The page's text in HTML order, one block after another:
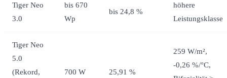
Tiger Neo
3.0
bis 670
Wp
bis 24,8 %
höhere
Leistungsklasse
Tiger Neo
5.0
(Rekord,
700 W 25,91 %
259 W/m²,
-0,26 %/°C,